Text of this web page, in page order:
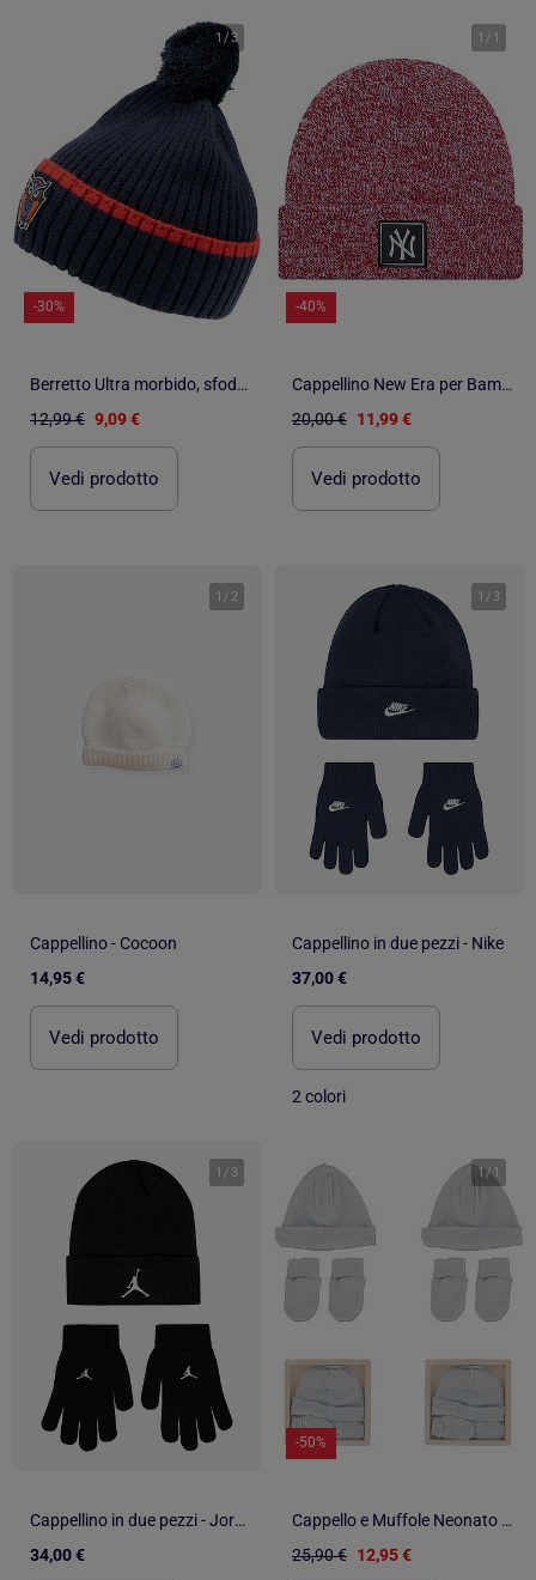
1 /3
-30%
Berretto Ultra morbido, sfoderato unisex bambino Isotoner
12,99 € 9,09 €
Vedi prodotto
1 / 1
-40%
Cappellino New Era per Bambino
20,00 € 11,99 €
Vedi prodotto
1 / 2
Cappellino - Cocoon
14,95 €
Vedi prodotto
1 / 3
Cappellino in due pezzi - Nike
37,00 €
Vedi prodotto
2 colori
1 / 3
Cappellino in due pezzi - Jordan
34,00 €
1 /1
-50%
Cappello e Muffole Neonato Confezione da 2
25,90 € 12,95 €